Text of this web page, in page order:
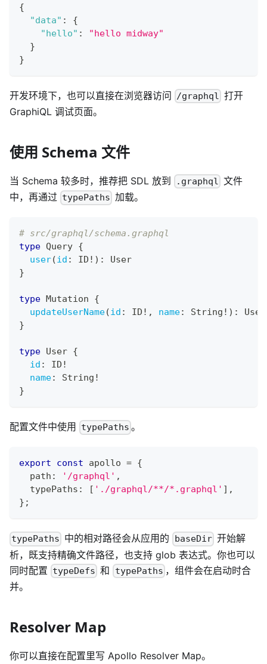
{
"data" :
{
"hello" :
"hello midway"
}
}
开发环境下，也可以直接在浏览器访问 /graphql 打开
GraphiQL 调试页面。
使用 Schema 文件
当 Schema 较多时，推荐把 SDL 放到 .graphql 文件
中，再通过 typePaths 加载。
# src/graphql/schema.graphql
type Query {
user(id : ID ! ) :
User
}
type Mutation
{
updateUserName(id : ID ! , name: String ! ) :
User
}
type User {
id : ID !
name: String !
}
配置文件中使用 typePaths 。
export const apollo = {
  path
: '/graphql' ,
  typePaths
: [ './graphql/**/*.graphql' ] ,
} ;
typePaths 中的相对路径会从应用的 baseDir 开始解
析，既支持精确文件路径，也支持 glob 表达式。你也可以
同时配置 typeDefs 和 typePaths ，组件会在启动时合
并。
Resolver Map
你可以直接在配置里写 Apollo Resolver Map。